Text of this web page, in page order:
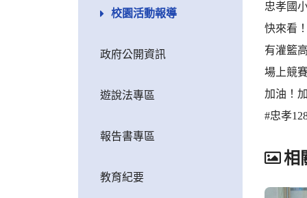
校園活動報導
政府公開資訊
遊說法專區
報告書專區
教育紀要
忠孝國
快來看
有灌籃
場上競
加油！
#忠孝
相